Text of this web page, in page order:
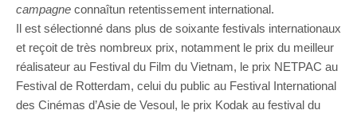
campagne connaîtun retentissement international.
Il est sélectionné dans plus de soixante festivals internationaux
et reçoit de très nombreux prix, notamment le prix du meilleur
réalisateur au Festival du Film du Vietnam, le prix NETPAC au
Festival de Rotterdam, celui du public au Festival International
des Cinémas d’Asie de Vesoul, le prix Kodak au festival du